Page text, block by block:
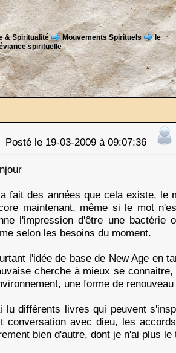
& Spiritualité Mouvements Spirituels
le
spirituelle
Posté le 19-03-2009 à 09:07:36
fait des années que cela existe, le
maintenant, même si le mot
l'impression d'être une bactérie
selon les besoins du moment.
l'idée de base de New Age en
cherche à mieux se
une forme de
lu différents livres qui peuvent
conversation avec dieu, les
bien d'autre, dont je n'ai plus le